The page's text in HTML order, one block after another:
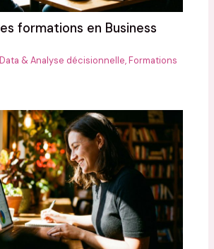
formations en Business
Data & Analyse décisionnelle,Formations